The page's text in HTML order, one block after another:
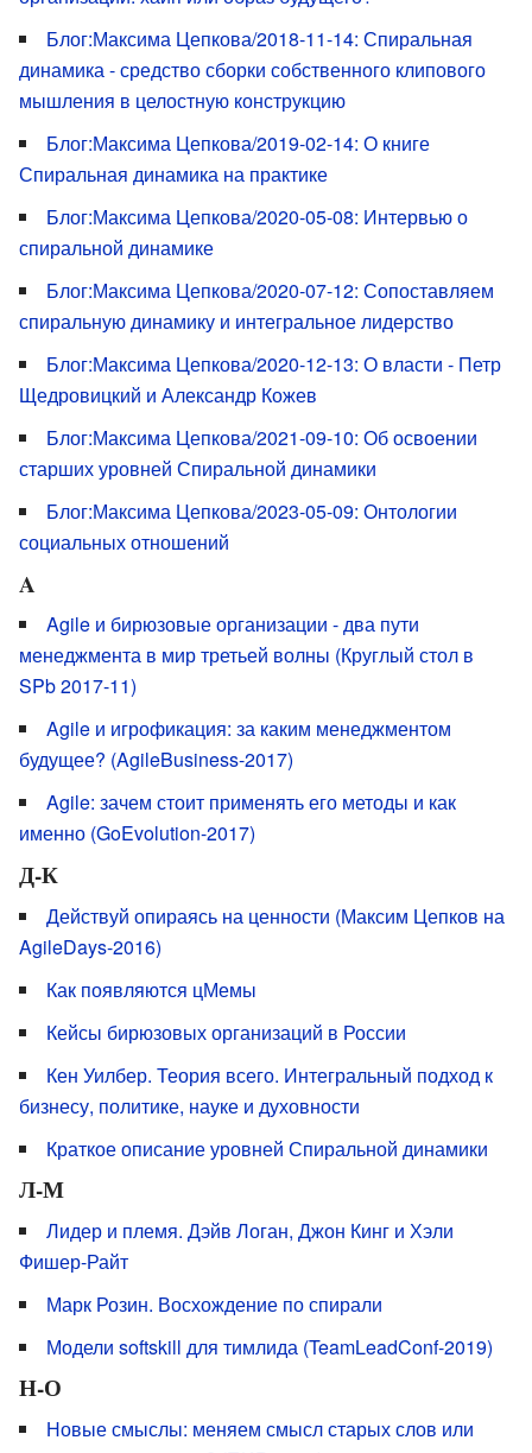
Блог:Максима Цепкова/2018-11-14: Спиральная
динамика - средство сборки собственного клипового
мышления в целостную конструкцию
Блог:Максима Цепкова/2019-02-14: О книге
Спиральная динамика на практике
Блог:Максима Цепкова/2020-05-08: Интервью о
спиральной динамике
Блог:Максима Цепкова/2020-07-12: Сопоставляем
спиральную динамику и интегральное лидерство
Блог:Максима Цепкова/2020-12-13: О власти - Петр
Щедровицкий и Александр Кожев
Блог:Максима Цепкова/2021-09-10: Об освоении
старших уровней Спиральной динамики
Блог:Максима Цепкова/2023-05-09: Онтологии
социальных отношений
A
Agile и бирюзовые организации - два пути
менеджмента в мир третьей волны (Круглый стол в
SPb 2017-11)
Agile и игрофикация: за каким менеджментом
будущее? (AgileBusiness-2017)
Agile: зачем стоит применять его методы и как
именно (GoEvolution-2017)
Д-К
Действуй опираясь на ценности (Максим Цепков на
AgileDays-2016)
Как появляются цМемы
Кейсы бирюзовых организаций в России
Кен Уилбер. Теория всего. Интегральный подход к
бизнесу, политике, науке и духовности
Краткое описание уровней Спиральной динамики
Л-М
Лидер и племя. Дэйв Логан, Джон Кинг и Хэли
Фишер-Райт
Марк Розин. Восхождение по спирали
Модели softskill для тимлида (TeamLeadConf-2019)
Н-О
Новые смыслы: меняем смысл старых слов или